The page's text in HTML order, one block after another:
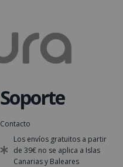
Soporte
Contacto
Los envíos gratuitos a partir
de 39€ no se aplica a Islas
Canarias y Baleares